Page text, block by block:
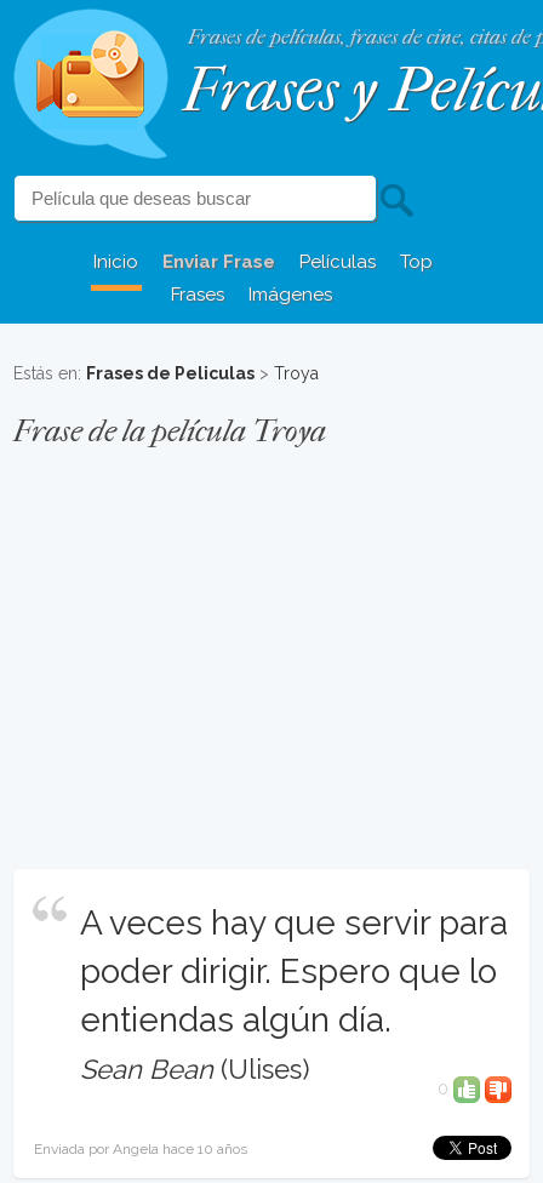
Frases de películas, frases de cine, citas de
Frases y
Inicio Enviar Frase Películas
Top
Frases
Imágenes
Estás en: Frases de Peliculas >Troya
Frase de la película Troya
A veces hay que servir para
poder dirigir. Espero que lo
entiendas algún día.
Sean Bean(Ulises)
0
Enviada por Angela hace 10 años